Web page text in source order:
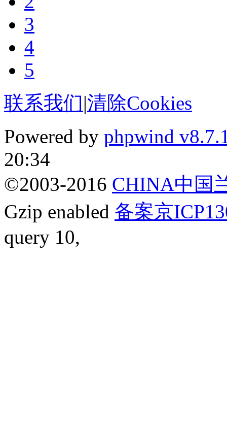
3
4
5
联系我们|清除Cookies
Powered by phpwind
20:34
©2003-2016 CHINA中国
Gzip enabled 备案京
query 10,